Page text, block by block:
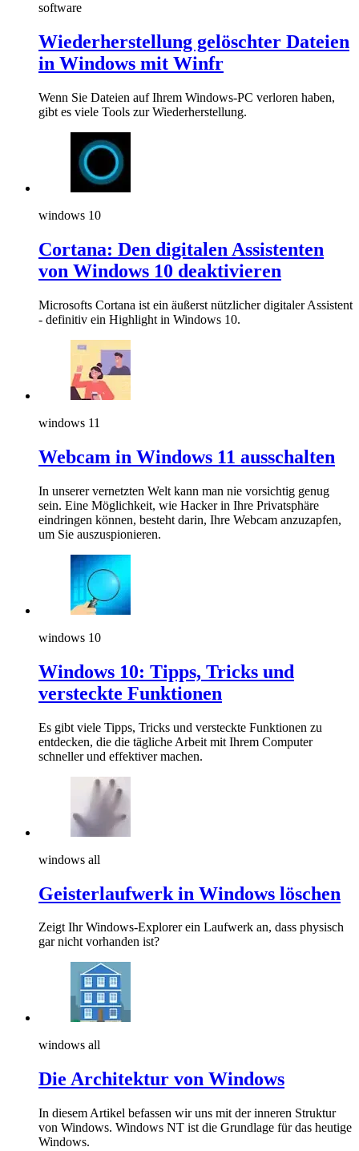
software
Wiederherstellung gelöschter Dateien
in Windows mit Winfr
Wenn Sie Dateien auf Ihrem Windows-PC verloren haben,
gibt es viele Tools zur Wiederherstellung.
windows 10
Cortana: Den digitalen Assistenten
von Windows 10 deaktivieren
Microsofts Cortana ist ein äußerst nützlicher digitaler Assistent
- definitiv ein Highlight in Windows 10.
windows 11
Webcam in Windows 11 ausschalten
In unserer vernetzten Welt kann man nie vorsichtig genug
sein. Eine Möglichkeit, wie Hacker in Ihre Privatsphäre
eindringen können, besteht darin, Ihre Webcam anzuzapfen,
um Sie auszuspionieren.
windows 10
Windows 10: Tipps, Tricks und
versteckte Funktionen
Es gibt viele Tipps, Tricks und versteckte Funktionen zu
entdecken, die die tägliche Arbeit mit Ihrem Computer
schneller und effektiver machen.
windows all
Geisterlaufwerk in Windows löschen
Zeigt Ihr Windows-Explorer ein Laufwerk an, dass physisch
gar nicht vorhanden ist?
windows all
Die Architektur von Windows
In diesem Artikel befassen wir uns mit der inneren Struktur
von Windows. Windows NT ist die Grundlage für das heutige
Windows.